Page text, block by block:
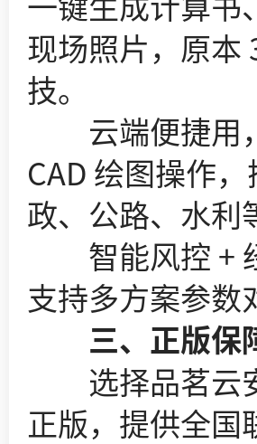
现场照片，原本
技。
云端便捷用，
CAD 绘图操作
政、公路、水利
智能风控 +
支持多方案参数
三、正版保
选择品茗云安
正版，提供全国